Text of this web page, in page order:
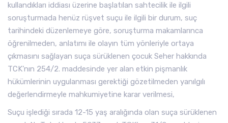
kullandıkları iddiası üzerine başlatılan sahtecilik ile ilgili
soruşturmada henüz rüşvet suçu ile ilgili bir durum, suç
tarihindeki düzenlemeye göre, soruşturma makamlarınca
öğrenilmeden, anlatımı ile olayın tüm yönleriyle ortaya
çıkmasını sağlayan suça sürüklenen çocuk Seher hakkında
TCK’nın 254/2. maddesinde yer alan etkin pişmanlık
hükümlerinin uygulanması gerektiği gözetilmeden yanılgılı
değerlendirmeyle mahkumiyetine karar verilmesi,
Suçu işlediği sırada 12-15 yaş aralığında olan suça sürüklenen